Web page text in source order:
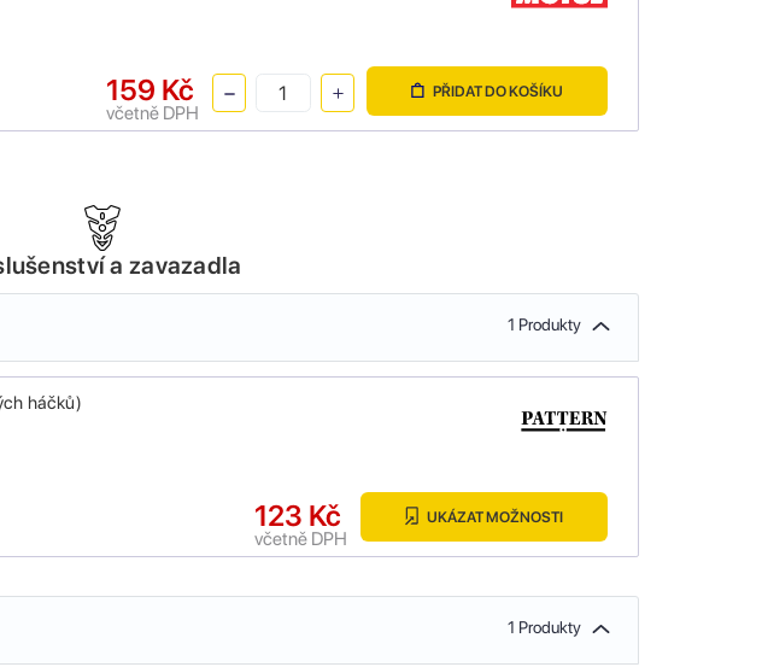
159 Kč
včetně DPH
PŘIDAT DO KOŠÍKU
a zavazadla
1 Produkty
háčků)
123 Kč
včetně DPH
UKÁZAT MOŽNOSTI
1 Produkty